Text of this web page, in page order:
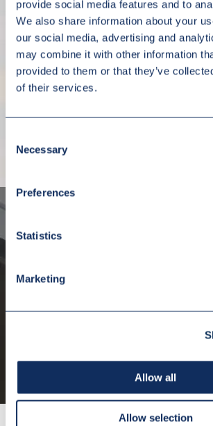
provide social media features and to
We also share information about your
our social media, advertising and
may combine it with other information
provided to them or that they’ve
of their services.
Selection
Necessary
Preferences
Statistics
Marketing
Allow all
Allow selection
zakładzie przemysłowym. Oferują
szeroką gamę możliwości
technicznych oraz wysoką
funkcjonalność. Nasi inżynierowie
pomogą określić Państwa
rozwiązania spełniające wszystkie
ZOBACZ WIĘCEJ
jedna z
RESURS
W